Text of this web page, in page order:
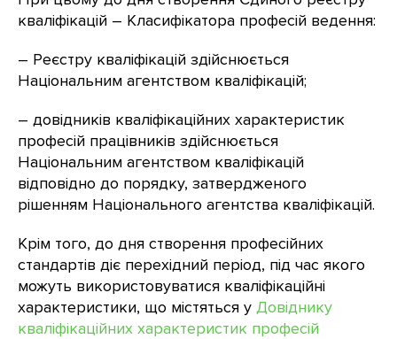
кваліфікацій – Класифікатора професій ведення:
– Реєстру кваліфікацій здійснюється
Національним агентством кваліфікацій;
– довідників кваліфікаційних характеристик
професій працівників здійснюється
Національним агентством кваліфікацій
відповідно до порядку, затвердженого
рішенням Національного агентства кваліфікацій.
Крім того, до дня створення професійних
стандартів діє перехідний період, під час якого
можуть використовуватися кваліфікаційні
характеристики, що містяться у Довіднику
кваліфікаційних характеристик професій